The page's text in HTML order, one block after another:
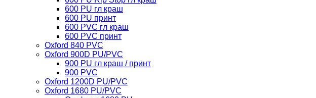
600 PU гл краш
600 PU принт
600 PVC гл краш
600 PVC принт
Oxford 840 PVC
Oxford 900D PU/PVC
900 PU гл краш / принт
900 PVC
Oxford 1200D PU/PVC
Oxford 1680 PU/PVC